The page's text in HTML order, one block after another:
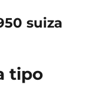
suiza
tipo